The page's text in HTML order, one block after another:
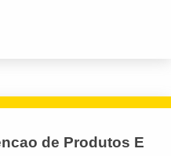
de Produtos E